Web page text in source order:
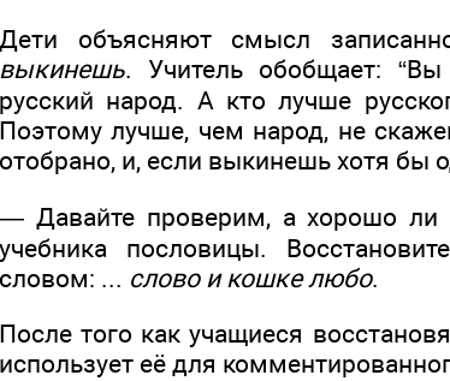
Дети объясняют смысл
выкинешь. Учитель обобщает: “Вы
русский народ. А кто лучше
Поэтому лучше, чем народ, не
отобрано, и, если выкинешь хотя бы
— Давайте проверим, а хорошо ли
учебника пословицы.
словом: ... слово и кошке любо.
После того как учащиеся
использует её для